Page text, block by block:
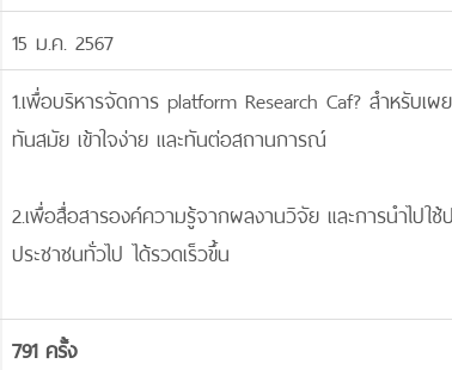
15 ม.ค. 2567
1.เพื่อบริหารจัดการ platform Research Caf? สำหรับ
ทันสมัย เข้าใจง่าย และทันต่อสถานการณ์
2.เพื่อสื่อสารองค์ความรู้จากผลงานวิจัย และการนำไปใ
ประชาชนทั่วไป ได้รวดเร็วขึ้น
791 ครั้ง